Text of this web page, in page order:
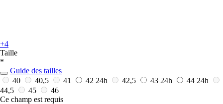
+4
Taille
*
Guide des tailles
40
40,5 41 42 24h 42,5 43 24h 44 24h
44,5
45
46
Ce champ est requis